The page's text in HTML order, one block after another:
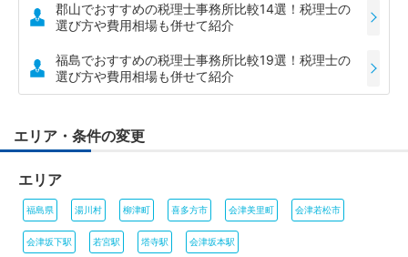
郡山でおすすめの税理士事務所比較14選！税理士の
選び方や費用相場も併せて紹介
福島でおすすめの税理士事務所比較19選！税理士の
選び方や費用相場も併せて紹介
エリア・条件の変更
エリア
福島県 湯川村 柳津町 喜多方市 会津美里町 会津若松市
会津坂下駅 若宮駅 塔寺駅 会津坂本駅